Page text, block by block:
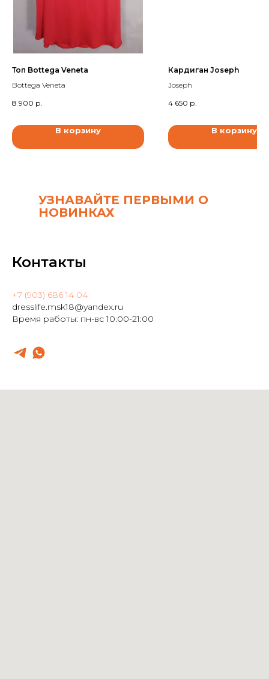
Топ Bottega Veneta
Bottega Veneta
8 900 р.
В корзину
Кардиган Joseph
Joseph
4 650 р.
В корзину
УЗНАВАЙТЕ ПЕРВЫМИ О
НОВИНКАХ
Контакты
+7 (903) 686 14 04
dresslife.msk18@yandex.ru
Время работы: пн-вс 10:00-21:00